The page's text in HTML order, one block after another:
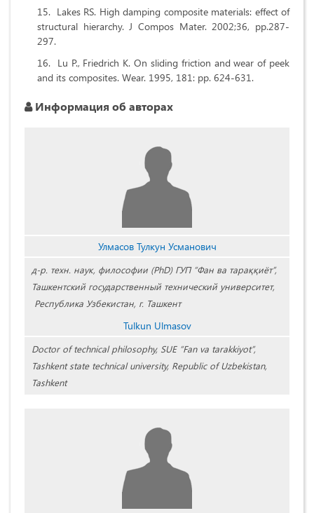
Lakes RS. High damping composite materials: effect of
structural hierarchy. J Compos Mater. 2002;36, pp.287-
297.
Lu P., Friedrich K. On sliding friction and wear of peek
and its composites. Wear. 1995, 181: pp. 624-631.
Информация об авторах
Улмасов Тулкун Усманович
д-р. техн. наук, философии (PhD) ГУП “Фан ва тараққиёт”,
Ташкентский государственный технический университет,
Республика Узбекистан, г. Ташкент
Tulkun Ulmasov
Doctor of technical philosophy, SUE “Fan va tarakkiyot”,
Tashkent state technical university, Republic of Uzbekistan,
Tashkent